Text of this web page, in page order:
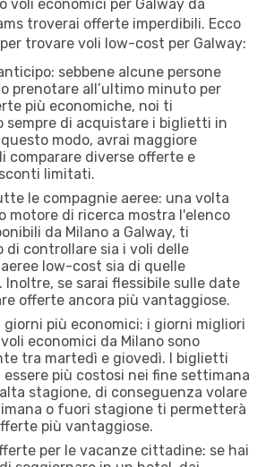
voli economici per Galway da
troverai offerte imperdibili. Ecco
trovare voli low-cost per Galway:
sebbene alcune persone
prenotare all’ultimo minuto per
più economiche, noi ti
sempre di acquistare i biglietti in
modo, avrai maggiore
comparare diverse offerte e
limitati.
le compagnie aeree: una volta
motore di ricerca mostra l'elenco
da Milano a Galway, ti
di controllare sia i voli delle
low-cost sia di quelle
Inoltre, se sarai flessibile sulle date
offerte ancora più vantaggiose.
giorni più economici: i giorni migliori
economici da Milano sono
tra martedì e giovedì. I biglietti
più costosi nei fine settimana
stagione, di conseguenza volare
o fuori stagione ti permetterà
più vantaggiose.
per le vacanze cittadine: se hai